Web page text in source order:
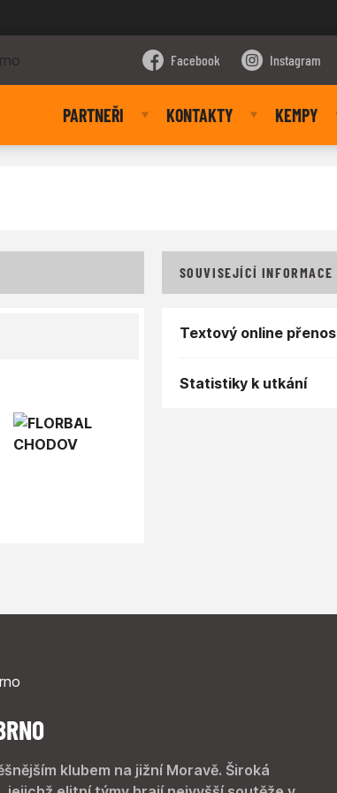
Facebook Instagram
PARTNEŘI KONTAKTY KEMPY
SOUVISEJÍCÍ INFORMACE
Textový online přenos
Statistiky k utkání
klubem na jižní Moravě. Široká